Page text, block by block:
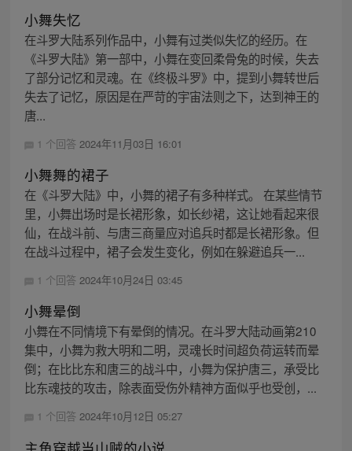
小舞失忆
在斗罗大陆系列作品中，小舞有过类似失忆的经历。在
《斗罗大陆》第一部中，小舞在变回柔骨兔的时候，失去
了部分记忆和灵魂。在《终极斗罗》中，提到小舞转世后
失去了记忆，原因是在严苛的宇宙法则之下，达到神王的
唐...
1 个回答 2024年11月03日 16:01
小舞舞的裙子
在《斗罗大陆》中，小舞的裙子有多种样式。 在某些情节
里，小舞出场时是长裙形象，如长纱裙，这让她看起来很
仙，在战斗前、与唐三商量应对追兵时都是长裙形象。但
在战斗过程中，裙子会发生变化，例如在躲避追兵一...
1 个回答 2024年10月24日 03:45
小舞晕倒
小舞在不同情境下有晕倒的情况。在斗罗大陆动画第210
集中，小舞为救大明和二明，灵魂长时间超负荷运转而晕
倒；在比比东和唐三的战斗中，小舞为保护唐三，承受比
比东魂技的攻击，除表面受伤外精神方面似乎也受创，...
1 个回答 2024年10月12日 05:27